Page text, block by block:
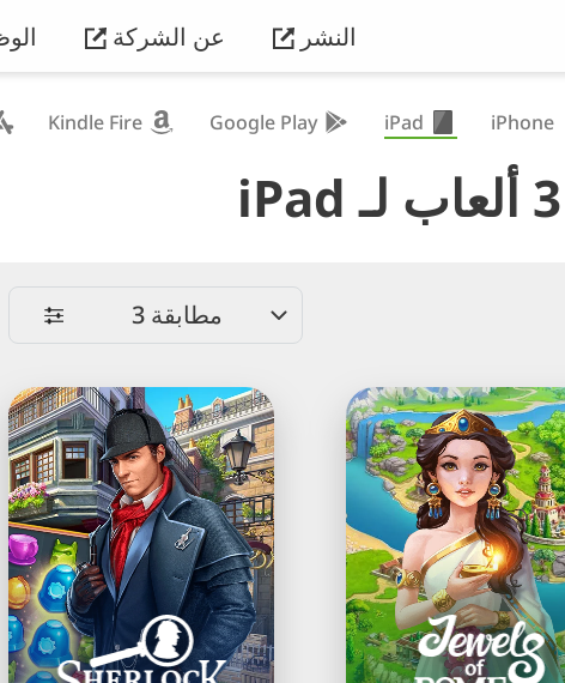
عن الشركة النشر
iPhone
iPad
Google Play
Kindle Fire
مطابقة 3
Sherlock:
مطابقة
3
قطع
مخبأة
®Jewels
of
Rome:
طابق
الجواهر
لاستعادة
المدينة